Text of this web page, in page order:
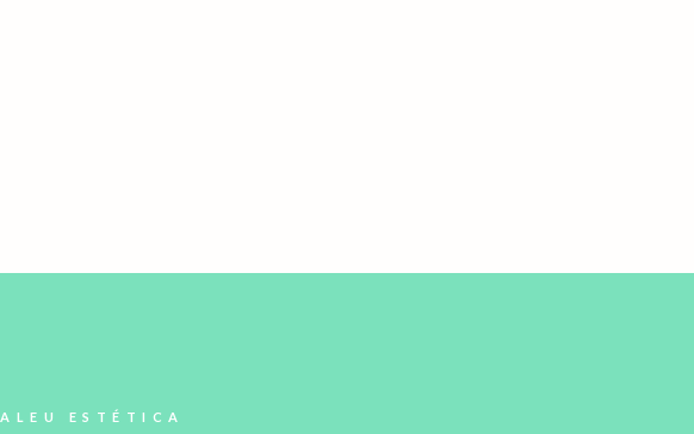
ALEU ESTÉTICA